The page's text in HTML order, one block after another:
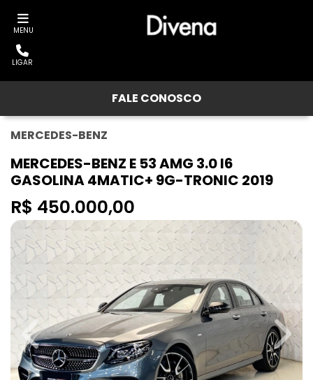
MENU
LIGAR
FALE CONOSCO
MERCEDES-BENZ
MERCEDES-BENZ E 53 AMG 3.0 I6
GASOLINA 4MATIC+ 9G-TRONIC 2019
R$ 450.000,00
Previous Next